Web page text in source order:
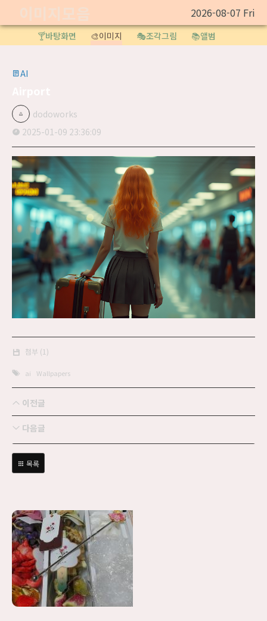
2026-08-07 Fri
🍸바탕화면 🎨이미지 🎭조각그림 📚앨범
AI
dodoworks
2025-01-09 23:36:09
첨부 (1)
ai Wallpapers
이전글
다음글
목록